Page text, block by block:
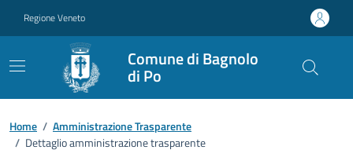
Regione Veneto
Comune di Bagnolo
di Po
Home / Amministrazione Trasparente
/ Dettaglio amministrazione trasparente